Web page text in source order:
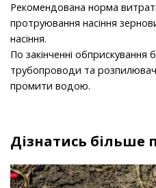
Рекомендована норма
протруювання насіння
насіння.
По закінченні обприскування
трубопроводи та
промити водою.
Дізнатись більше